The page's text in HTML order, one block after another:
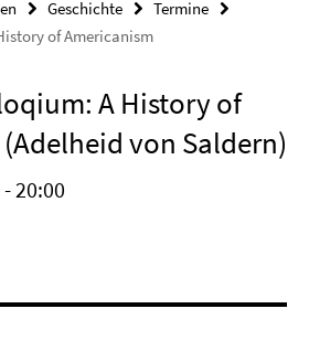
Geschichte
Termine
of Americanism
A History of
von Saldern)
20:00